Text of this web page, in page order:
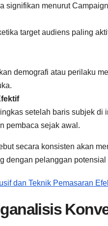
signifikan menurut
target audiens paling
demografi atau perilaku
setelah baris subjek
pembaca sejak awal.
secara konsisten akan
dengan pelanggan
dan Teknik Pemasaran